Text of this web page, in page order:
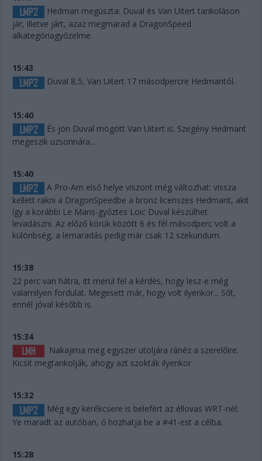
Hedman megúszta: Duval és Van Uitert tankoláson
jár, illetve járt, azaz megmarad a DragonSpeed
alkategóriagyőzelme.
15:43
Duval 8,5, Van Uitert 17 másodpercre Hedmantól.
15:40
És jön Duval mögött Van Uitert is. Szegény Hedmant
megeszik uzsonnára...
15:40
A Pro-Am első helye viszont még változhat: vissza
kellett rakni a DragonSpeedbe a bronz licenszes Hedmant, akit
így a korábbi Le Mans-győztes Loic Duval készülhet
levadászni. Az előző körük között 6 és fél másodperc volt a
különbség, a lemaradás pedig már csak 12 szekundum.
15:38
22 perc van hátra, itt merül fel a kérdés, hogy lesz-e még
valamilyen fordulat. Megesett már, hogy volt ilyenkor... Sőt,
ennél jóval később is.
15:34
Nakajima még egyszer utoljára ránéz a szerelőire.
Kicsit megtankolják, ahogy azt szokták ilyenkor.
15:32
Még egy kerékcsere is belefért az éllovas WRT-nél:
Ye maradt az autóban, ő hozhatja be a #41-est a célba.
15:28